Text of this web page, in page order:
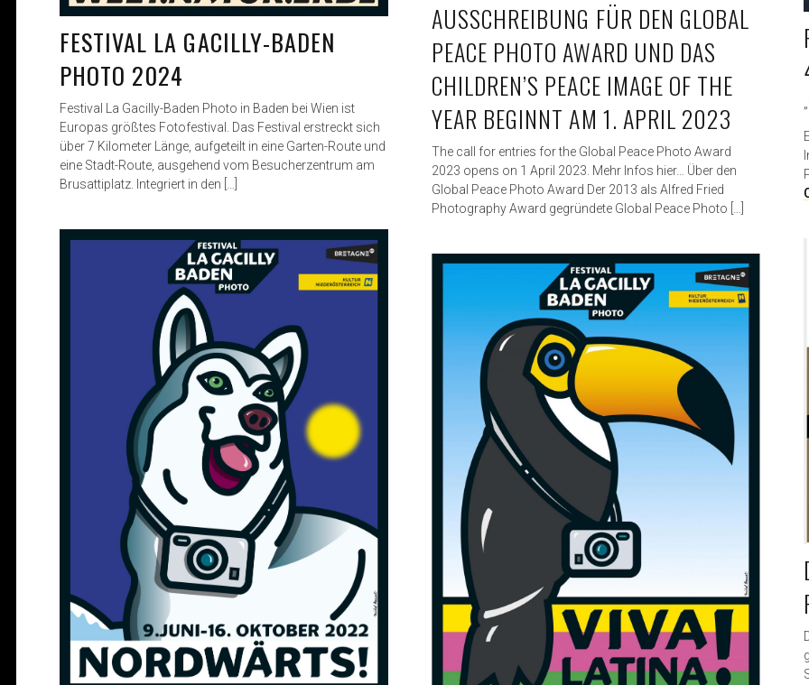
n
g
e
b
e
:
L
a
m
e
u
b
e
r
u
n
G
a
y
FESTIVAL LA GACILLY-BADEN
PHOTO 2024
Festival La Gacilly-Baden Photo in Baden bei Wien ist
Europas größtes Fotofestival. Das Festival erstreckt sich
über 7 Kilometer Länge, aufgeteilt in eine Garten-Route und
eine Stadt-Route, ausgehend vom Besucherzentrum am
Brusattiplatz. Integriert in den […]
AUSSCHREIBUNG FÜR DEN GLOBAL
PEACE PHOTO AWARD UND DAS
CHILDREN’S PEACE IMAGE OF THE
YEAR BEGINNT AM 1. APRIL 2023
The call for entries for the Global Peace Photo Award
2023 opens on 1 April 2023. Mehr Infos hier… Über den
Global Peace Photo Award Der 2013 als Alfred Fried
Photography Award gegründete Global Peace Photo […]